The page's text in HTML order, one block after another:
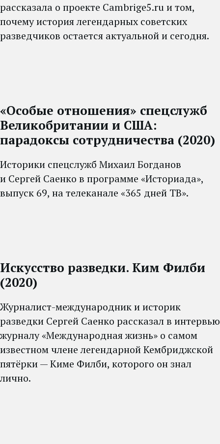
рассказала о проекте Cambrige5.ru и том,
почему история легендарных советских
разведчиков остается актуальной и сегодня.
«Особые отношения» спецслужб
Великобритании и США:
парадоксы сотрудничества (2020)
Историки спецслужб Михаил Богданов
и Сергей Саенко в программе «Историада»,
выпуск 69, на телеканале «365 дней ТВ».
Искусство разведки. Ким Филби
(2020)
Журналист-международник и историк
разведки Сергей Саенко рассказал в интервью
журналу «Международная жизнь» о самом
известном члене легендарной Кембриджской
пятёрки — Киме Филби, которого он знал
лично.